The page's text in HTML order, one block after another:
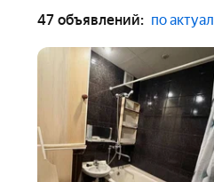
47 объявлений: по